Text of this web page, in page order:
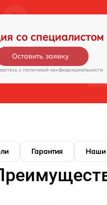
со специалистом
Оставить заявку
c политикой конфиденциальности
Гарантия Наши